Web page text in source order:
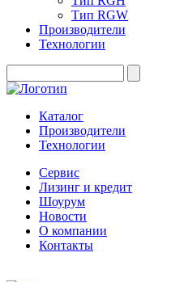
Тип RGW
Производители
Технологии
Каталог
Производители
Технологии
Сервис
Лизинг и кредит
Шоурум
Новости
О компании
Контакты